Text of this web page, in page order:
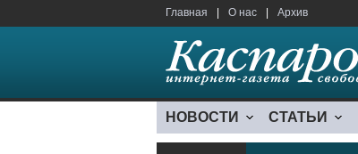
Главная О нас Архив
НОВОСТИ СТАТЬИ